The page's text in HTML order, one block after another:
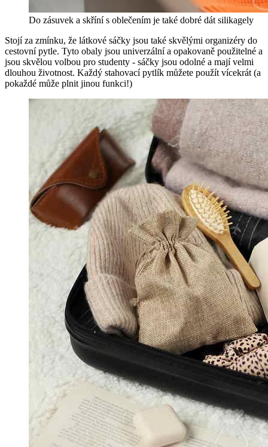
Do zásuvek a skříní s oblečením je také dobré dát silikagely
Stojí za zmínku, že látkové sáčky jsou také skvělými organizéry do
cestovní pytle. Tyto obaly jsou univerzální a opakovaně použitelné a
jsou skvělou volbou pro studenty - sáčky jsou odolné a mají velmi
dlouhou životnost. Každý stahovací pytlík můžete použít vícekrát (a
pokaždé může plnit jinou funkci!)